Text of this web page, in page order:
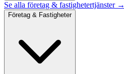
Se alla företag & fastighetertjänster →
Företag & Fastigheter